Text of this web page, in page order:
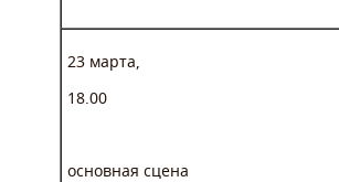
23 марта,
18.00
основная сцена